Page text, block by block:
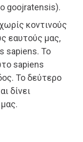
goojratensis).
κοντινούς
εαυτούς μας,
sapiens. Το
sapiens
Το δεύτερο
δίνει